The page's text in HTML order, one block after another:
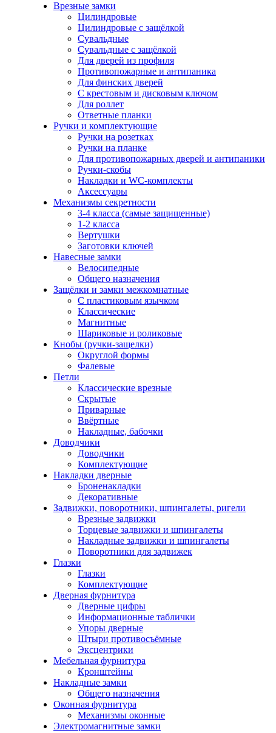
Врезные замки
Цилиндровые
Цилиндровые с защёлкой
Сувальдные
Сувальдные с защёлкой
Для дверей из профиля
Противопожарные и антипаника
Для финских дверей
С крестовым и дисковым ключом
Для роллет
Ответные планки
Ручки и комплектующие
Ручки на розетках
Ручки на планке
Для противопожарных дверей и антипаники
Ручки-скобы
Накладки и WC-комплекты
Аксессуары
Механизмы секретности
3-4 класса (самые защищенные)
1-2 класса
Вертушки
Заготовки ключей
Навесные замки
Велосипедные
Общего назначения
Защёлки и замки межкомнатные
С пластиковым язычком
Классические
Магнитные
Шариковые и роликовые
Кнобы (ручки-защелки)
Округлой формы
Фалевые
Петли
Классические врезные
Скрытые
Приварные
Ввёртные
Накладные, бабочки
Доводчики
Доводчики
Комплектующие
Накладки дверные
Броненакладки
Декоративные
Задвижки, поворотники, шпингалеты, ригели
Врезные задвижки
Торцевые задвижки и шпингалеты
Накладные задвижки и шпингалеты
Поворотники для задвижек
Глазки
Глазки
Комплектующие
Дверная фурнитура
Дверные цифры
Информационные таблички
Упоры дверные
Штыри противосъёмные
Эксцентрики
Мебельная фурнитура
Кронштейны
Накладные замки
Общего назначения
Оконная фурнитура
Механизмы оконные
Электромагнитные замки